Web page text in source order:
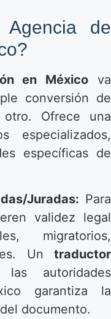
de
en México va
conversión de
Ofrece una
especializados,
específicas de
Juradas: Para
validez legal
migratorios,
Un traductor
autoridades
garantiza la
documento.